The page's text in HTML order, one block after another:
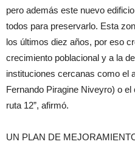
pero además este nuevo
todos para preservarlo. Esta
los últimos diez años, por eso
crecimiento poblacional y a la
instituciones cercanas como el
Fernando Piragine Niveyro) o
ruta 12”, afirmó.
UN PLAN DE